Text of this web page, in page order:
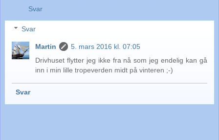
Svar
Svar
Martin
5. mars 2016 kl. 07:05
Drivhuset flytter jeg ikke fra nå som jeg endelig kan gå
inn i min lille tropeverden midt på vinteren ;-)
Svar